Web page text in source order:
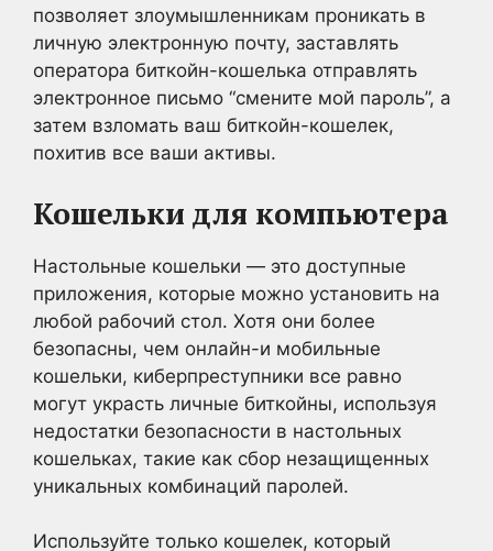
позволяет злоумышленникам проникать в
личную электронную почту, заставлять
оператора биткойн-кошелька отправлять
электронное письмо “смените мой пароль”, а
затем взломать ваш биткойн-кошелек,
похитив все ваши активы.
Кошельки для компьютера
Настольные кошельки — это доступные
приложения, которые можно установить на
любой рабочий стол. Хотя они более
безопасны, чем онлайн-и мобильные
кошельки, киберпреступники все равно
могут украсть личные биткойны, используя
недостатки безопасности в настольных
кошельках, такие как сбор незащищенных
уникальных комбинаций паролей.
Используйте только кошелек, который